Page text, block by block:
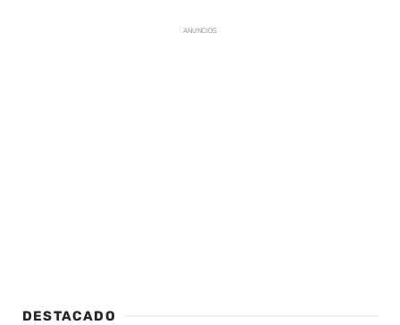
ANUNCIOS
DESTACADO